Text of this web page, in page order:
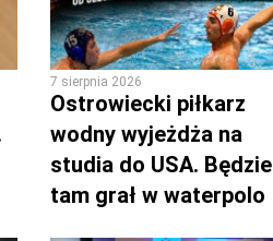
7 sierpnia 2026
Ostrowiecki piłkarz
wodny wyjeżdża na
studia do USA. Będzie
tam grał w waterpolo